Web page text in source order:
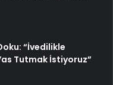
“İvedilikle
Tutmak İstiyoruz”